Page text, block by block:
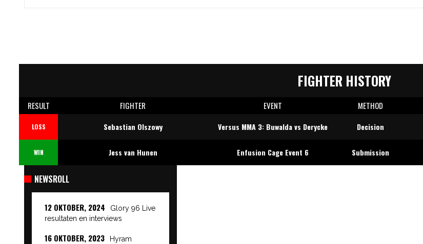
FIGHTER HISTORY
RESULT FIGHTER EVENT METHOD
LOSS Sebastian Olszowy Versus MMA 3: Buwalda vs Derycke Decision
WIN Jess van Hunen Enfusion Cage Event 6 Submission
NEWSROLL
12 OKTOBER, 2024
Glory 96 Live
resultaten en interviews
16 OKTOBER, 2023
Hyram